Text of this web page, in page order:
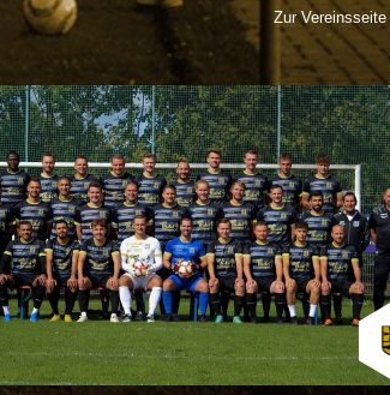
Zur Vereinsseite